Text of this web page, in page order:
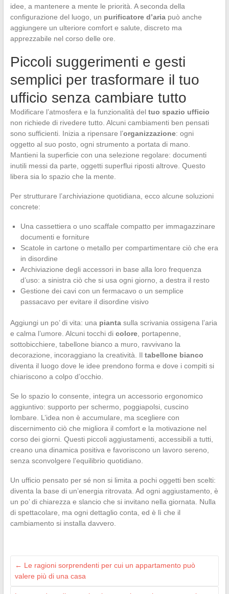
idee, a mantenere a mente le priorità. A seconda della
configurazione del luogo, un purificatore d’ariapuò anche
aggiungere un ulteriore comfort e salute, discreto ma
apprezzabile nel corso delle ore.
Piccoli suggerimenti e gesti
semplici per trasformare il tuo
ufficio senza cambiare tutto
Modificare l’atmosfera e la funzionalità del tuo spazio ufficio
non richiede di rivedere tutto. Alcuni cambiamenti ben pensati
sono sufficienti. Inizia a ripensare l’organizzazione: ogni
oggetto al suo posto, ogni strumento a portata di mano.
Mantieni la superficie con una selezione regolare: documenti
inutili messi da parte, oggetti superflui riposti altrove. Questo
libera sia lo spazio che la mente.
Per strutturare l’archiviazione quotidiana, ecco alcune soluzioni
concrete:
Una cassettiera o uno scaffale compatto per immagazzinare
documenti e forniture
Scatole in cartone o metallo per compartimentare ciò che era
in disordine
Archiviazione degli accessori in base alla loro frequenza
d’uso: a sinistra ciò che si usa ogni giorno, a destra il resto
Gestione dei cavi con un fermacavo o un semplice
passacavo per evitare il disordine visivo
Aggiungi un po’ di vita: una piantasulla scrivania ossigena l’aria
e calma l’umore. Alcuni tocchi di colore, portapenne,
sottobicchiere, tabellone bianco a muro, ravvivano la
decorazione, incoraggiano la creatività. Il tabellone bianco
diventa il luogo dove le idee prendono forma e dove i compiti si
chiariscono a colpo d’occhio.
Se lo spazio lo consente, integra un accessorio ergonomico
aggiuntivo: supporto per schermo, poggiapolsi, cuscino
lombare. L’idea non è accumulare, ma scegliere con
discernimento ciò che migliora il comfort e la motivazione nel
corso dei giorni. Questi piccoli aggiustamenti, accessibili a tutti,
creano una dinamica positiva e favoriscono un lavoro sereno,
senza sconvolgere l’equilibrio quotidiano.
Un ufficio pensato per sé non si limita a pochi oggetti ben scelti:
diventa la base di un’energia ritrovata. Ad ogni aggiustamento, è
un po’ di chiarezza e slancio che si invitano nella giornata. Nulla
di spettacolare, ma ogni dettaglio conta, ed è lì che il
cambiamento si installa davvero.
← Le ragioni sorprendenti per cui un appartamento può
valere più di una casa